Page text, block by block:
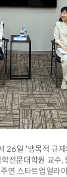
26일 '맹목적 규
전문대학원 교수
연 스타트업얼라